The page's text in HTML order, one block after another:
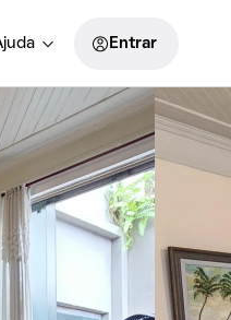
Entrar